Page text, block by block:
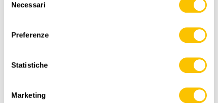
delNecessari
Preferenze
Statistiche
Marketing Dati:
swisstopo
www.sentieri-svizzeri.ch